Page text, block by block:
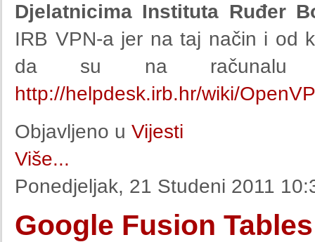
Djelatnicima Instituta Ruđer
IRB VPN-a jer na taj način i od
da su na računalu
http://helpdesk.irb.hr/wiki/
Objavljeno u Vijesti
Više...
Ponedjeljak, 21 Studeni 2011
Google Fusion Tables